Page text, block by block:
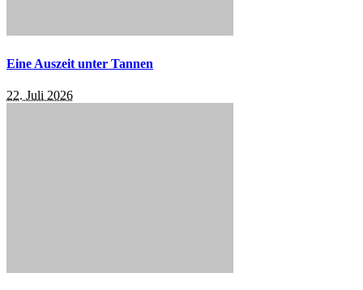
Eine Auszeit unter Tannen
22. Juli 2026